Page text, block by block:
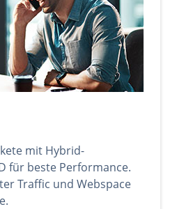
mit Hybrid-
für beste Performance.
Traffic und Webspace